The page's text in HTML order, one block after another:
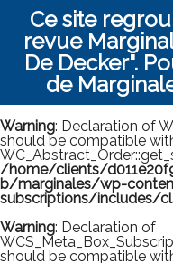
Ce site
revue
De Decker".
de
Warning: Declaration of
should be compatible
/home/clients/
b/marginales/wp-
subscriptions/includes/
Warning: Declaration of
should be compatible